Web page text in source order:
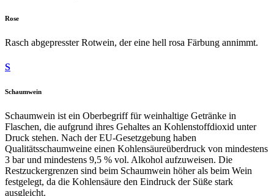
Rose
Rasch abgepresster Rotwein, der eine hell rosa Färbung annimmt.
S
Schaumwein
Schaumwein ist ein Oberbegriff für weinhaltige Getränke in
Flaschen, die aufgrund ihres Gehaltes an Kohlenstoffdioxid unter
Druck stehen. Nach der EU-Gesetzgebung haben
Qualitätsschaumweine einen Kohlensäureüberdruck von mindestens
3 bar und mindestens 9,5 % vol. Alkohol aufzuweisen. Die
Restzuckergrenzen sind beim Schaumwein höher als beim Wein
festgelegt, da die Kohlensäure den Eindruck der Süße stark
ausgleicht.